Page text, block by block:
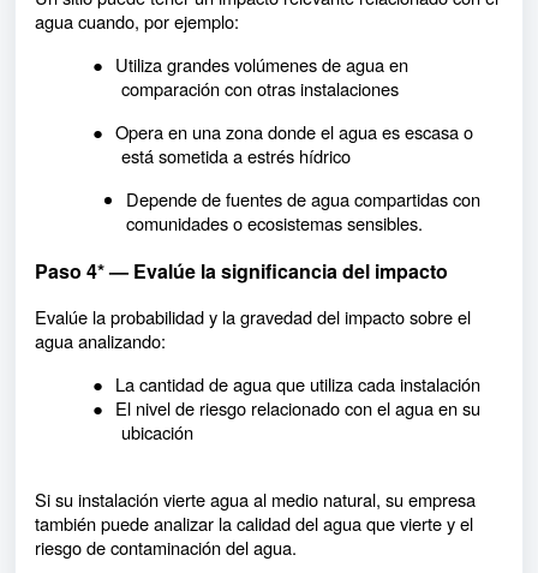
agua cuando, por ejemplo:
● Utiliza grandes volúmenes de agua en
comparación con otras instalaciones
● Opera en una zona donde el agua es escasa o
está sometida a estrés hídrico
Depende de fuentes de agua compartidas con
comunidades o ecosistemas sensibles.
Paso 4* — Evalúe la significancia del impacto
Evalúe la probabilidad y la gravedad del impacto sobre el
agua analizando:
● La cantidad de agua que utiliza cada instalación
● El nivel de riesgo relacionado con el agua en su
ubicación
Si su instalación vierte agua al medio natural, su empresa
también puede analizar la calidad del agua que vierte y el
riesgo de contaminación del agua.